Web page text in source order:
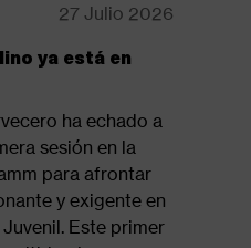
27 Julio 2026
ya está en
ha echado a
sesión en la
para afrontar
y exigente en
Este primer